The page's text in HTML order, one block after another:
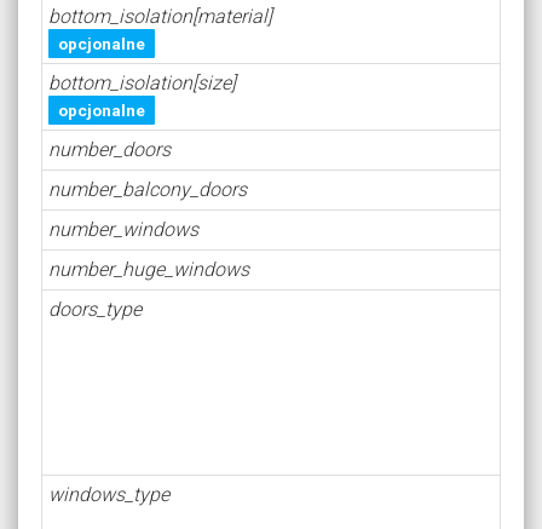
bottom_isolation[material]
opcjonalne
bottom_isolation[size]
opcjonalne
number_doors
number_balcony_doors
number_windows
number_huge_windows
doors_type
windows_type